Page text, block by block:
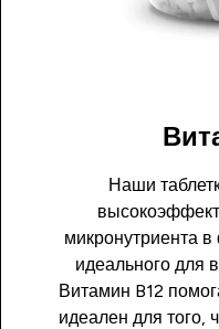
Наши
микронутриента
идеального для
Витамин B12
идеален для того,